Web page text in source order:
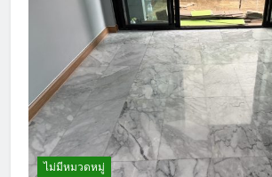
ไม่มีหมวดหมู่